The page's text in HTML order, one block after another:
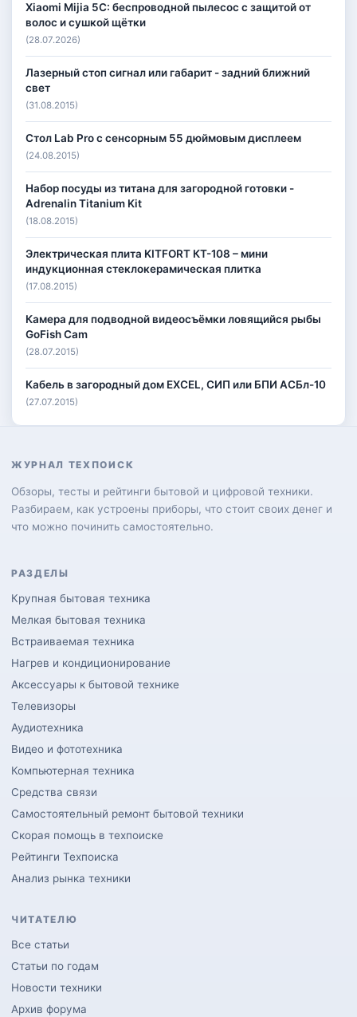
Xiaomi Mijia 5C: беспроводной пылесос с защитой от
волос и сушкой щётки
(28.07.2026)
Лазерный стоп сигнал или габарит - задний ближний
свет
(31.08.2015)
Стол Lab Pro с сенсорным 55 дюймовым дисплеем
(24.08.2015)
Набор посуды из титана для загородной готовки -
Adrenalin Titanium Kit
(18.08.2015)
Электрическая плита KITFORT КТ-108 – мини
индукционная стеклокерамическая плитка
(17.08.2015)
Камера для подводной видеосъёмки ловящийся рыбы
GoFish Cam
(28.07.2015)
Кабель в загородный дом EXCEL, СИП или БПИ АСБл-10
(27.07.2015)
ЖУРНАЛ ТЕХПОИСК
Обзоры, тесты и рейтинги бытовой и цифровой техники.
Разбираем, как устроены приборы, что стоит своих денег и
что можно починить самостоятельно.
РАЗДЕЛЫ
Крупная бытовая техника
Мелкая бытовая техника
Встраиваемая техника
Нагрев и кондиционирование
Аксессуары к бытовой технике
Телевизоры
Аудиотехника
Видео и фототехника
Компьютерная техника
Средства связи
Самостоятельный ремонт бытовой техники
Скорая помощь в техпоиске
Рейтинги Техпоиска
Анализ рынка техники
ЧИТАТЕЛЮ
Все статьи
Статьи по годам
Новости техники
Архив форума